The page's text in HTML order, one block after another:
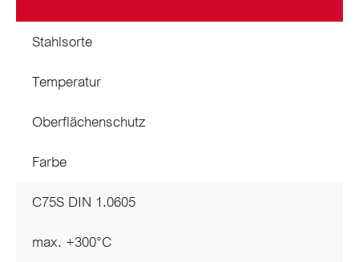
Stahlsorte
Temperatur
Oberflächenschutz
Farbe
C75S DIN 1.0605
max. +300°C